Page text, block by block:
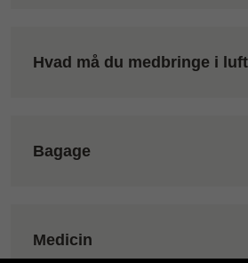
Hvad må du medbringe i
Bagage
Medicin